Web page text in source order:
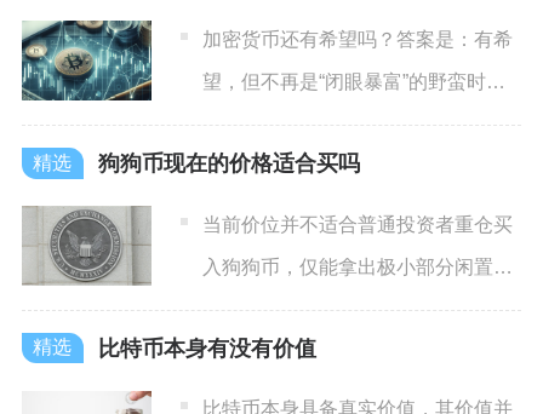
加密货币还有希望吗？答案是：有希
望，但不再是“闭眼暴富”的野蛮时
代，而是进入监管明确、机构
狗狗币现在的价格适合买吗
当前价位并不适合普通投资者重仓买
入狗狗币，仅能拿出极小部分闲置资
金短线博弈，不适合长期布局
比特币本身有没有价值
比特币本身具备真实价值，其价值并